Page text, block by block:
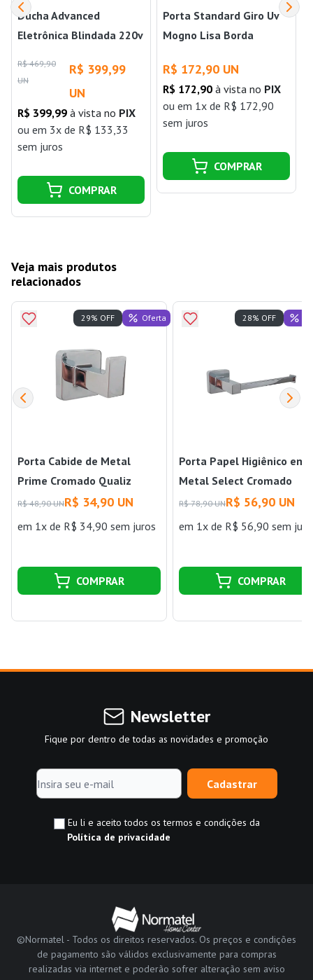
Ducha Advanced
Eletrônica Blindada 220v
R$ 469,90
UN
R$ 399,99
UN
R$ 399,99 à vista no PIX
ou em 3x de R$ 133,33
sem juros
COMPRAR
Porta Standard Giro Uv
Mogno Lisa Borda
x 2100mm Colmeia
R$ 172,90 UN
R$ 172,90 à vista no PIX
ou em 1x de R$ 172,90
sem juros
COMPRAR
Veja mais produtos
relacionados
Porta Cabide de Metal
Prime Cromado Qualiz
R$ 48,90 UNR$ 34,90 UN
em 1x de R$ 34,90 sem juros
29% OFF Oferta
COMPRAR
Porta Papel Higiênico em
Metal Select Cromado
Qualiz
R$ 78,90 UNR$ 56,90 UN
em 1x de R$ 56,90 sem
28% OFF
COMPRAR
Newsletter
Fique por dentro de todas as novidades e promoção
Cadastrar
Eu li e aceito todos os termos e condições da
Política de privacidade
©Normatel - Todos os direitos reservados. Os preços e condições
de pagamento são válidos exclusivamente para compras
realizadas via internet e poderão sofrer alteração sem aviso